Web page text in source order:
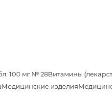
100 мг № 28Витамины
Медицинские изделия